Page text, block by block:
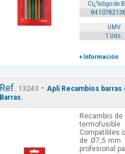
Cï¿½digo de
UMV
1 Uds.
+ Información
Ref. 13243 - Apli Recambios
Barras.
Recambio
Compatibles
de Ø7,5 mm.
profesional